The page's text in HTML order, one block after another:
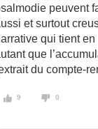
peuvent
et surtout
qui tient
que
du compte-
9 0